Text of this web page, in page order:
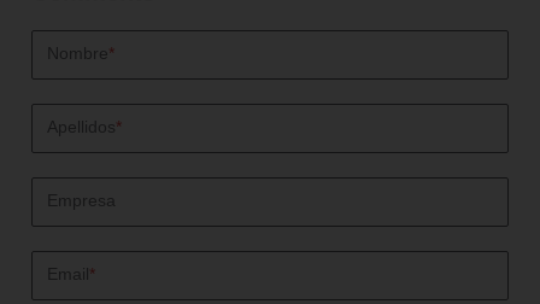
Nombre*
Apellidos *
Empresa
Email*